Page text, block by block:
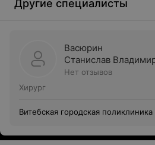
Другие специалисты
Васюрин
Станислав
Нет отзывов
Хирург
Витебская городская